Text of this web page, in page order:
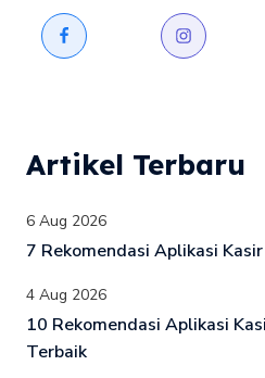
Artikel Terbaru
6 Aug 2026
7 Rekomendasi Aplikasi
4 Aug 2026
10 Rekomendasi Aplikasi
Terbaik